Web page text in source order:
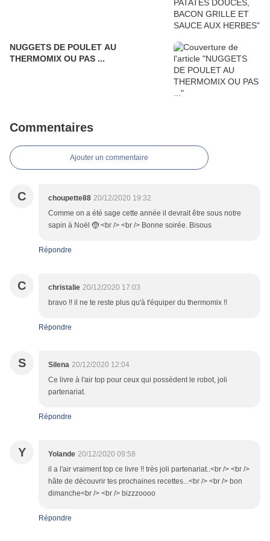
NUGGETS DE POULET AU
THERMOMIX OU PAS ...
Commentaires
Ajouter un commentaire
C choupette88 20/12/2020 19:32
Comme on a été sage cette année il devrait être sous notre
sapin à Noël 🤶 <br /> <br /> Bonne soirée. Bisous
Répondre
C christalie 20/12/2020 17:03
bravo !! il ne te reste plus qu'à t'équiper du thermomix !!
Répondre
S Silena 20/12/2020 12:04
Ce livre à l'air top pour ceux qui possèdent le robot, joli
partenariat.
Répondre
Y Yolande 20/12/2020 09:58
il a l'air vraiment top ce livre !! très joli partenariat..<br /> <br />
hâte de découvrir tes prochaines recettes...<br /> <br /> bon
dimanche<br /> <br /> bizzzoooo
Répondre